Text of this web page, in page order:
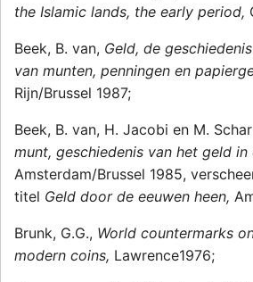
the Islamic lands, the early period,
Beek, B. van, Geld, de
van munten, penningen en
Rijn/Brussel 1987;
Beek, B. van, H. Jacobi en M.
munt, geschiedenis van het geld in
Amsterdam/Brussel 1985,
titel Geld door de eeuwen heen,
Brunk, G.G., World countermarks
modern coins, Lawrence1976;